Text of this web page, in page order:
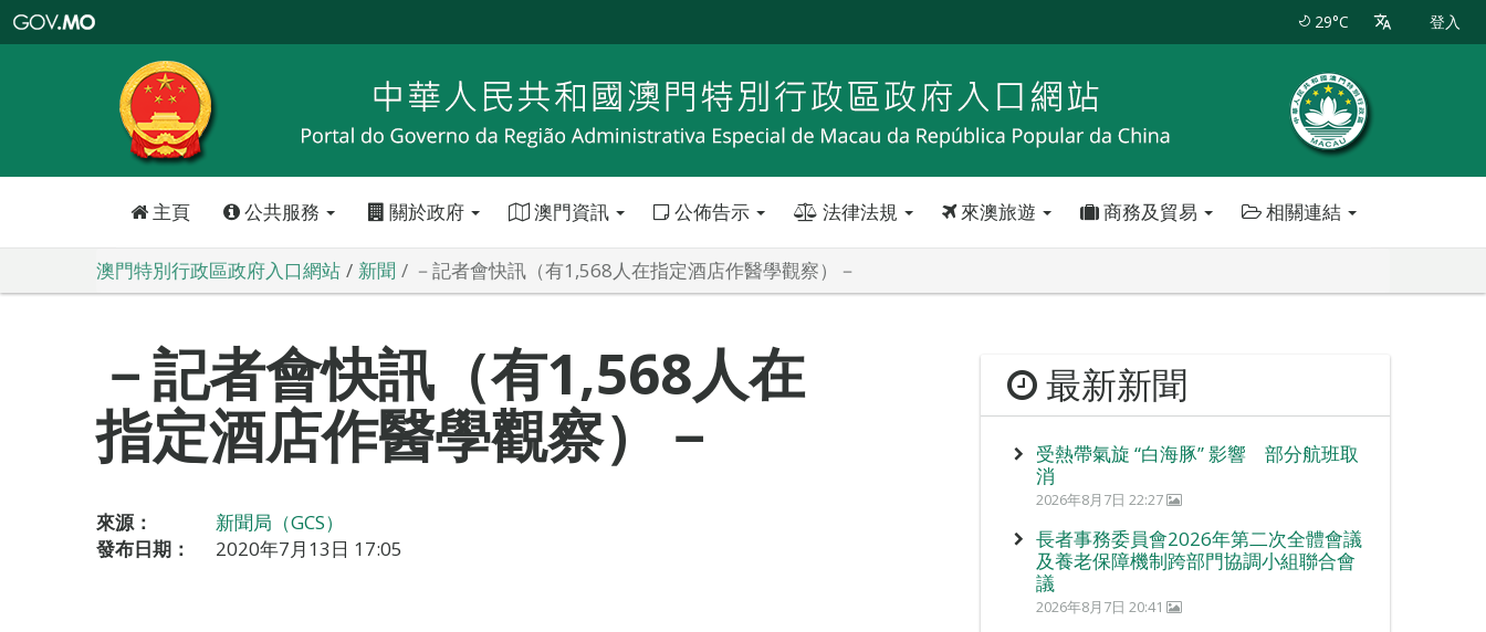
特
政
區
政
口
29°C 登入
主頁 公共服務 關於政府 澳門資訊 公佈告示 法律法規 來澳旅遊 商務及貿易 相關連結
澳門特別行政區政府入口網站 新聞 －記者會快訊（有1,568人在指定酒店作醫學觀察）－
－記者會快訊（有1,568人在
指定酒店作醫學觀察）－
來源：
新聞局（GCS）
發布日期：
2020年7月13日 17:05
最新新聞
受熱帶氣旋 “白海豚” 影響 部分航班取
消
2026年8月7日 22:27
長者事務委員會2026年第二次全體會議
及養老保障機制跨部門協調小組聯合會
議
2026年8月7日 20:41